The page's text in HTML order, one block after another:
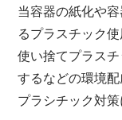
当容器の紙化や
るプラスチック
使い捨てプラス
するなどの環境
プラシチック対策